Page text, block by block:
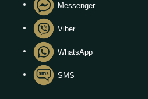
Messenger
Viber
WhatsApp
SMS